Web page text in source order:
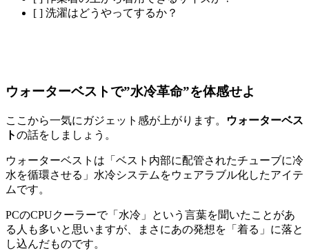
[ ] 洗濯はどうやってするか？
ウォーターベストで”水冷革命”を体感せよ
ここから一気にガジェット感が上がります。
ウォーターベス
トの話をしましょう。
ウォーターベストは「ベスト内部に配管されたチューブに冷
水を循環させる」水冷システムをウェアラブル化したアイテ
ムです。
PCのCPUクーラーで「水冷」という言葉を聞いたことがあ
る人も多いと思いますが、まさにあの発想を「着る」に落と
し込んだものです。